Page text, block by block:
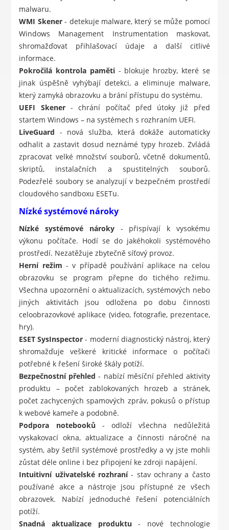
malwaru.
WMI Skener- detekuje malware, který se může pomocí
Windows Management Instrumentation maskovat,
shromažďovat přihlašovací údaje a další citlivé
informace.
Pokročilá kontrola paměti- blokuje hrozby, které se
jinak úspěšně vyhýbají detekci, a eliminuje malware,
který zamyká obrazovku a brání přístupu do systému.
UEFI Skener- chrání počítač před útoky již před
startem Windows – na systémech s rozhraním UEFI.
LiveGuard - nová služba, která dokáže automaticky
odhalit a zastavit dosud neznámé typy hrozeb. Zvládá
zpracovat velké množství souborů, včetně dokumentů,
skriptů, instalačních a spustitelných souborů.
Podezřelé soubory se analyzují v bezpečném prostředí
cloudového sandboxu ESETu.
Nízké systémové nároky
Nízké systémové nároky- přispívají k vysokému
výkonu počítače. Hodí se do jakéhokoli systémového
prostředí. Nezatěžuje zbytečně síťový provoz.
Herní režim - v případě používání aplikace na celou
obrazovku se program přepne do tichého režimu.
Všechna upozornění o aktualizacích, systémových nebo
jiných aktivitách jsou odložena po dobu činnosti
celoobrazovkové aplikace (video, fotografie, prezentace,
hry).
ESET SysInspector - moderní diagnostický nástroj, který
shromažďuje veškeré kritické informace o počítači
potřebné k řešení široké škály potíží.
Bezpečnostní přehled - nabízí měsíční přehled aktivity
produktu – počet zablokovaných hrozeb a stránek,
počet zachycených spamových zpráv, pokusů o přístup
k webové kameře a podobně.
Podpora notebooků - odloží všechna nedůležitá
vyskakovací okna, aktualizace a činnosti náročné na
systém, aby šetřil systémové prostředky a vy jste mohli
zůstat déle online i bez připojení ke zdroji napájení.
Intuitivní uživatelské rozhraní- stav ochrany a často
používané akce a nástroje jsou přístupné ze všech
obrazovek. Nabízí jednoduché řešení potenciálních
potíží.
Snadná aktualizace produktu - nové technologie